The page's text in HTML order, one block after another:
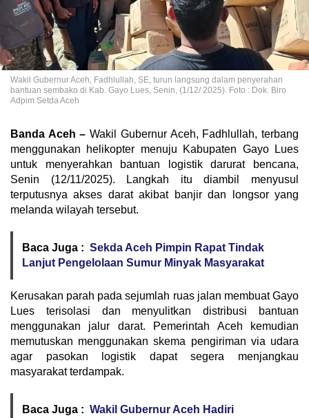
Wakil Gubernur Aceh, Fadhlullah, SE, turun langsung dalam penyerahan
bantuan sembako di Kab. Gayo Lues, Senin, (1/12/ 2025). Foto : Dok. Biro
Adpim Setda Aceh
Banda Aceh – Wakil Gubernur Aceh, Fadhlullah, terbang
menggunakan helikopter menuju Kabupaten Gayo Lues
untuk menyerahkan bantuan logistik darurat bencana,
Senin (12/11/2025). Langkah itu diambil menyusul
terputusnya akses darat akibat banjir dan longsor yang
melanda wilayah tersebut.
Baca Juga : Sekda Aceh Pimpin Rapat Tindak
Lanjut Pengelolaan Sumur Minyak Masyarakat
Kerusakan parah pada sejumlah ruas jalan membuat Gayo
Lues terisolasi dan menyulitkan distribusi bantuan
menggunakan jalur darat. Pemerintah Aceh kemudian
memutuskan menggunakan skema pengiriman via udara
agar pasokan logistik dapat segera menjangkau
masyarakat terdampak.
Baca Juga : Wakil Gubernur Aceh Hadiri